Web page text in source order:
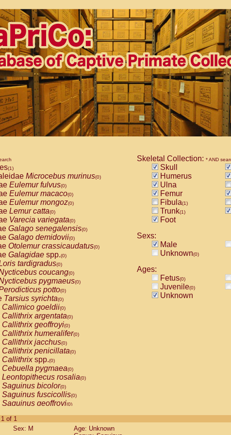
(1)
Microcebus murinus(0)
Eulemur fulvus(0)
Eulemur macaco(0)
Eulemur mongoz(0)
Lemur catta(0)
Varecia variegata(0)
Galago senegalensis(0)
Galago demidovii(0)
Otolemur crassicaudatus(0)
Galagidae spp.(0)
tardigradus(0)
coucang(0)
pygmaeus(0)
potto(0)
Tarsius syrichta(0)
Callimico goeldii(0)
Callithrix argentata(0)
Callithrix geoffroyi(0)
Callithrix humeralifer(0)
Callithrix jacchus(0)
Callithrix penicillata(0)
Callithrixspp.(0)
Cebuella pygmaea(0)
Leontopithecus rosalia(0)
Saguinus bicolor(0)
Saguinus fuscicollis(0)
Saguinus geoffroyi(0)
Saguinus labiatus(0)
Saguinus leucopus (0)
Skeletal Collection: * AND
Skull
Humerus
Ulna
Femur
Fibula(1)
Trunk(1)
Foot
Sexs:
Male
Unknown(0)
Ages:
Fetus(0)
Juvenile(0)
Unknown
1 of 1
Sex: M
Age: Unknown